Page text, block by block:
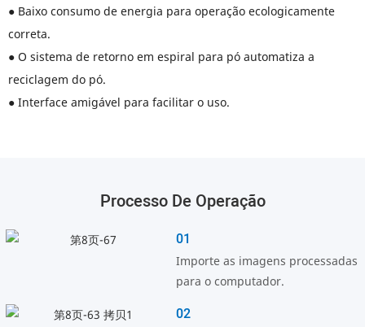
● Baixo consumo de energia para operação ecologicamente
correta.
● O sistema de retorno em espiral para pó automatiza a
reciclagem do pó.
● Interface amigável para facilitar o uso.
Processo De Operação
01
Importe as imagens processadas
para o computador.
02